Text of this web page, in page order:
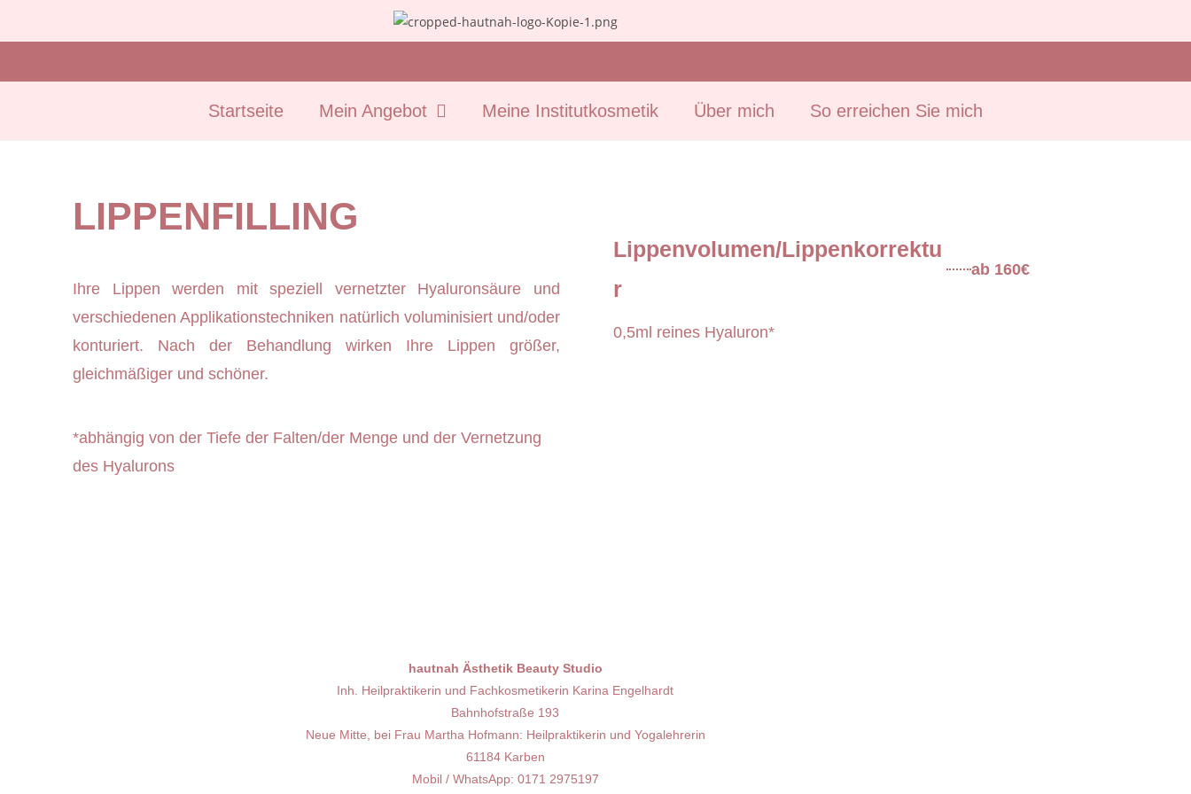
Startseite Mein Angebot Meine Institutkosmetik Über mich So erreichen Sie mich
LIPPENFILLING
Ihre Lippen werden mit speziell vernetzter Hyaluronsäure und
verschiedenen Applikationstechniken natürlich voluminisiert und/oder
konturiert. Nach der Behandlung wirken Ihre Lippen größer,
gleichmäßiger und schöner.
*abhängig von der Tiefe der Falten/der Menge und der Vernetzung
des Hyalurons
Lippenvolumen/Lippenkorrektu
r
ab 160€
0,5ml reines Hyaluron*
hautnah Ästhetik Beauty Studio
Inh. Heilpraktikerin und Fachkosmetikerin Karina Engelhardt
Bahnhofstraße 193
Neue Mitte, bei Frau Martha Hofmann: Heilpraktikerin und Yogalehrerin
61184 Karben
Mobil / WhatsApp: 0171 2975197